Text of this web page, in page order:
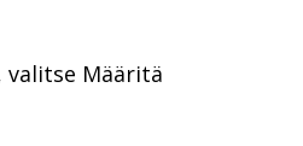
valitse Määritä